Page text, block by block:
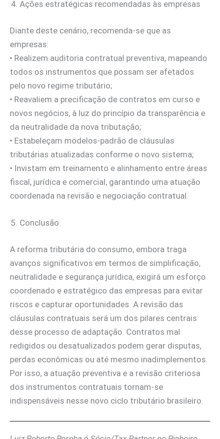
Ações estratégicas recomendadas às empresas
Diante deste cenário, recomenda-se que as
empresas:
• Realizem auditoria contratual preventiva, mapeando
todos os instrumentos que possam ser afetados
pelo novo regime tributário;
• Reavaliem a precificação de contratos em curso e
novos negócios, à luz do princípio da transparência e
da neutralidade da nova tributação;
• Estabeleçam modelos-padrão de cláusulas
tributárias atualizadas conforme o novo sistema;
• Invistam em treinamento e alinhamento entre áreas
fiscal, jurídica e comercial, garantindo uma atuação
coordenada na revisão e negociação contratual.
Conclusão
A reforma tributária do consumo, embora traga
avanços significativos em termos de simplificação,
neutralidade e segurança jurídica, exigirá um esforço
coordenado e estratégico das empresas para evitar
riscos e capturar oportunidades. A revisão das
cláusulas contratuais será um dos pilares centrais
desse processo de adaptação. Contratos mal
redigidos ou desatualizados podem gerar disputas,
perdas econômicas ou até mesmo inadimplementos.
Por isso, a atuação preventiva e a revisão criteriosa
dos instrumentos contratuais tornam-se
indispensáveis nesse novo ciclo tributário brasileiro.